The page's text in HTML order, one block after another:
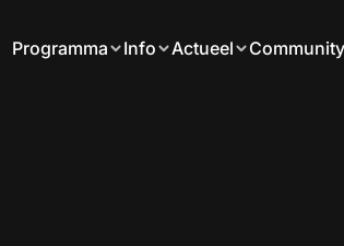
Programma Info Actueel Community